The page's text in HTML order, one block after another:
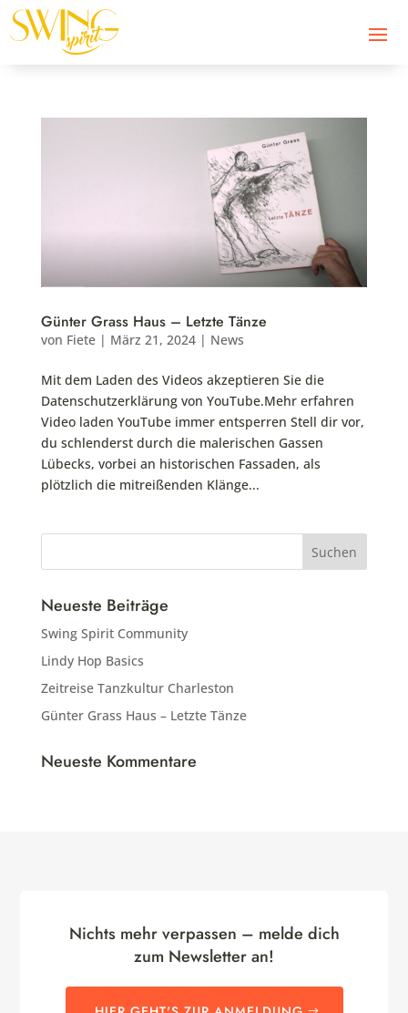
Günter Grass Haus – Letzte Tänze
von Fiete| März 21, 2024| News
Mit dem Laden des Videos akzeptieren Sie die
Datenschutzerklärung von YouTube.Mehr erfahren
Video laden YouTube immer entsperren Stell dir vor,
du schlenderst durch die malerischen Gassen
Lübecks, vorbei an historischen Fassaden, als
plötzlich die mitreißenden Klänge...
Neueste Beiträge
Swing Spirit Community
Lindy Hop Basics
Zeitreise Tanzkultur Charleston
Günter Grass Haus – Letzte Tänze
Neueste Kommentare
Nichts mehr verpassen – melde dich
zum Newsletter an!